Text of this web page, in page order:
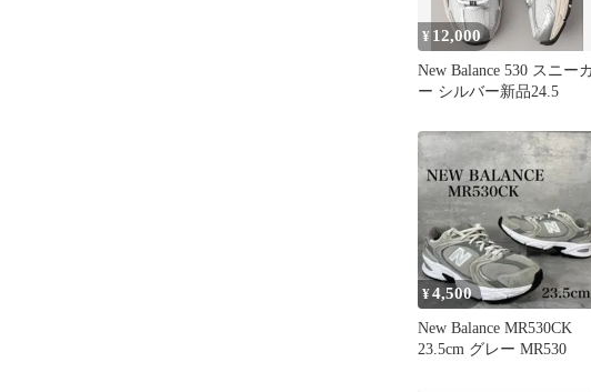
¥ 12,000
New Balance 530 スニーカ
ー シルバー新品24.5
¥4,500
New Balance MR530CK
23.5cm グレー MR530